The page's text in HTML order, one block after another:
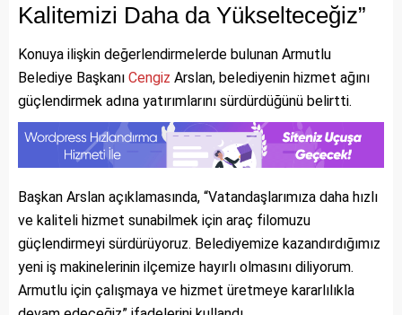
Kalitemizi Daha da Yükselteceğiz”
Konuya ilişkin değerlendirmelerde bulunan Armutlu
Belediye Başkanı Cengiz Arslan, belediyenin hizmet ağını
güçlendirmek adına yatırımlarını sürdürdüğünü belirtti.
Başkan Arslan açıklamasında, “Vatandaşlarımıza daha hızlı
ve kaliteli hizmet sunabilmek için araç filomuzu
güçlendirmeyi sürdürüyoruz. Belediyemize kazandırdığımız
yeni iş makinelerinin ilçemize hayırlı olmasını diliyorum.
Armutlu için çalışmaya ve hizmet üretmeye kararlılıkla